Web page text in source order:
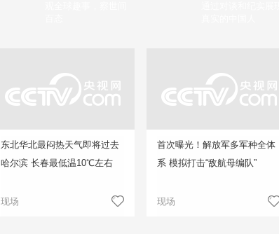
东北华北最闷热天气即将过去
哈尔滨 长春最低温10℃左右
现场
首次曝光！解放军多军种全体
系 模拟打击“敌航母编队”
现场